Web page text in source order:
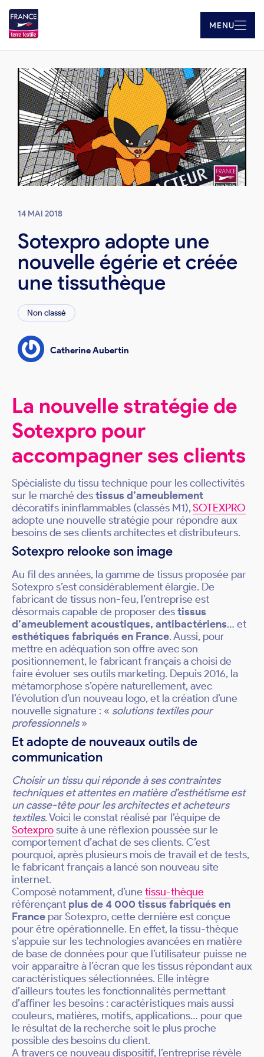
MENU
14 MAI 2018
Sotexpro adopte une
nouvelle égérie et créée
une tissuthèque
Non classé
Catherine Aubertin
La nouvelle stratégie de
Sotexpro pour
accompagner ses clients
Spécialiste du tissu technique pour les collectivités
sur le marché destissus d’ameublement
décoratifs ininflammables (classés M1),SOTEXPRO
adopte une nouvelle stratégie pour répondre aux
besoins de ses clients architectes et distributeurs.
Sotexpro relooke son image
Au fil des années, la gamme de tissus proposée par
Sotexpro s’est considérablement élargie. De
fabricant de tissus non-feu, l’entreprise est
désormais capable de proposer destissus
d’ameublement acoustiques, antibactériens… et
esthétiques fabriqués en France. Aussi, pour
mettre en adéquation son offre avec son
positionnement, le fabricant français a choisi de
faire évoluer ses outils marketing. Depuis 2016, la
métamorphose s’opère naturellement, avec
l’évolution d’un nouveau logo, et la création d’une
nouvelle signature : « solutions textiles pour
professionnels»
Et adopte de nouveaux outils de
communication
Choisir un tissu qui réponde à ses contraintes
techniques et attentes en matière d’esthétisme est
un casse-tête pour les architectes et acheteurs
textiles. Voici le constat réalisé par l’équipe de
Sotexprosuite à une réflexion poussée sur le
comportement d’achat de ses clients. C’est
pourquoi, après plusieurs mois de travail et de tests,
le fabricant français a lancé son nouveau site
internet.
Composé notamment, d’une tissu-thèque
référençant plus de 4 000 tissus fabriqués en
France par Sotexpro, cette dernière est conçue
pour être opérationnelle. En effet, la tissu-thèque
s’appuie sur les technologies avancées en matière
de base de données pour que l’utilisateur puisse ne
voir apparaître à l’écran que les tissus répondant aux
caractéristiques sélectionnées. Elle intègre
d’ailleurs toutes les fonctionnalités permettant
d’affiner les besoins : caractéristiques mais aussi
couleurs, matières, motifs, applications… pour que
le résultat de la recherche soit le plus proche
possible des besoins du client.
A travers ce nouveau dispositif, l’entreprise révèle